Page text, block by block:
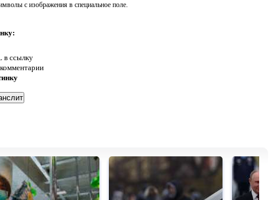
с изображения в специальное поле.
в ссылку